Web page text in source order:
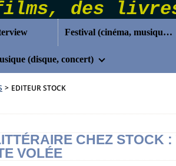
Festival (cinéma, musique...)
(disque, concert)
> EDITEUR STOCK
CHEZ STOCK :
VOLÉE